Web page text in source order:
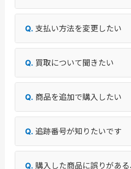
支払い方法を変更したい
買取について聞きたい
商品を追加で購入したい
追跡番号が知りたいです
購入した商品に誤りがあ